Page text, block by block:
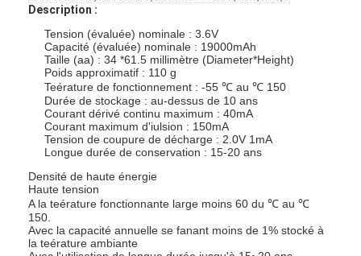
Description :
Tension (évaluée) nominale : 3.6V
Capacité (évaluée) nominale : 19000mAh
Taille (aa) : 34 *61.5 millimètre (Diameter*Height)
Poids approximatif : 110 g
Teérature de fonctionnement : -55 ℃ au ℃ 150
Durée de stockage : au-dessus de 10 ans
Courant dérivé continu maximum : 40mA
Courant maximum d'iulsion : 150mA
Tension de coupure de décharge : 2.0V 1mA
Longue durée de conservation : 15-20 ans
Densité de haute énergie
Haute tension
A la teérature fonctionnante large moins 60 du ℃ au ℃
150.
Avec la capacité annuelle se fanant moins de 1% stocké à
la teérature ambiante